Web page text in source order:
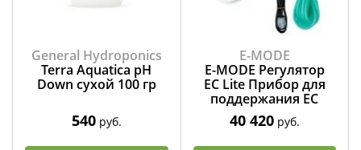
General Hydroponics
Terra Aquatica pH
Down сухой 100 гр
540руб.
E-MODE
E-MODE Регулятор
EC Lite Прибор для
поддержания ЕС
40 420руб.